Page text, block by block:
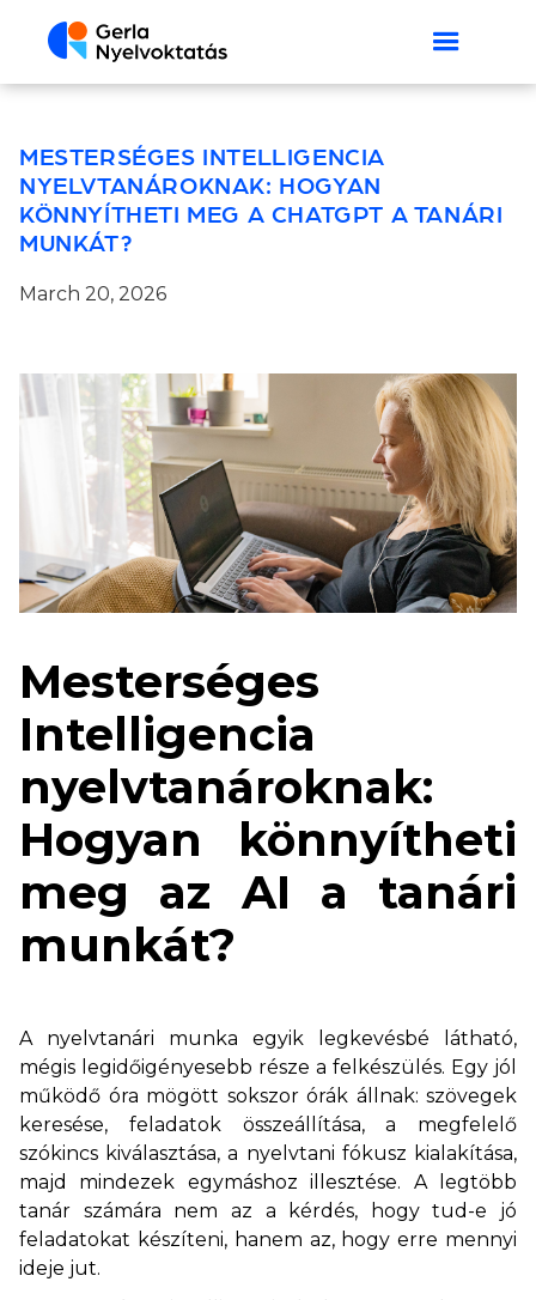
MESTERSÉGES INTELLIGENCIA
NYELVTANÁROKNAK: HOGYAN
KÖNNYÍTHETI MEG A CHATGPT A TANÁRI
MUNKÁT?
March 20, 2026
Mesterséges
Intelligencia
nyelvtanároknak:
Hogyan könnyítheti
meg az AI a tanári
munkát?
A nyelvtanári munka egyik legkevésbé látható,
mégis legidőigényesebb része a felkészülés. Egy jól
működő óra mögött sokszor órák állnak: szövegek
keresése, feladatok összeállítása, a megfelelő
szókincs kiválasztása, a nyelvtani fókusz kialakítása,
majd mindezek egymáshoz illesztése. A legtöbb
tanár számára nem az a kérdés, hogy tud-e jó
feladatokat készíteni, hanem az, hogy erre mennyi
ideje jut.